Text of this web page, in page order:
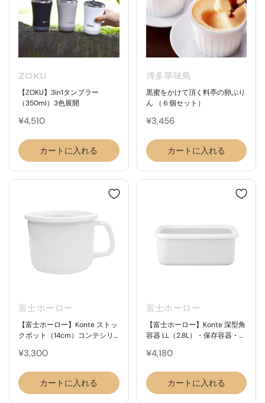
ZOKU
【ZOKU】3in1タンブラー
（350ml）3色展開
¥4,510
カートに入れる
博多華味鳥
黒蜜をかけて頂く料亭の卵ぷり
ん （６個セット）
¥3,456
カートに入れる
富士ホーロー
【富士ホーロー】Konte ストッ
クポット（14cm）コンテシリ
¥3,300
カートに入れる
富士ホーロー
【富士ホーロー】Konte 深型角
容器 LL（2.8L）・保存容器・角
¥4,180
カートに入れる